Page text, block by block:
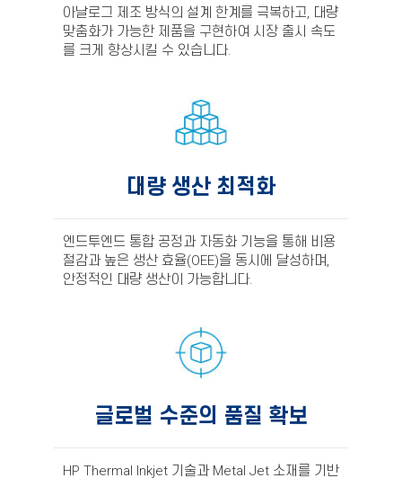
아날로그 제조 방식의 설계 한계를 극복하고, 대량
맞춤화가 가능한 제품을 구현하여 시장 출시 속도
를 크게 향상시킬 수 있습니다.
대량 생산 최적화
엔드투엔드 통합 공정과 자동화 기능을 통해 비용
절감과 높은 생산 효율(OEE)을 동시에 달성하며,
안정적인 대량 생산이 가능합니다.
글로벌 수준의 품질 확보
HP Thermal Inkjet 기술과 Metal Jet 소재를 기반